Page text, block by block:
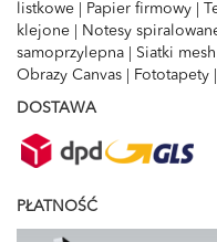
listkowe
Papier firmowy
klejone
Notesy
samoprzylepna
Siatki mesh
Obrazy Canvas
Fototapety
DOSTAWA
PŁATNOŚĆ